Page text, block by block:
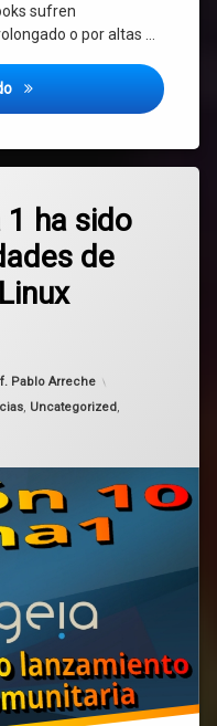
sufren
o por altas …
¡URGENTE! Ceibal alerta
1 ha sido
de
el enero 18, 2026
Pablo Arreche
, Uncategorized,